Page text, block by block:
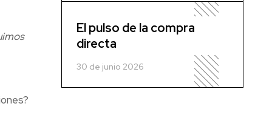
El pulso de la compra
directa
30 de junio 2026